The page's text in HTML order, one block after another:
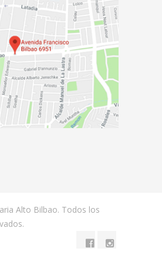
Alto Bilbao. Todos los